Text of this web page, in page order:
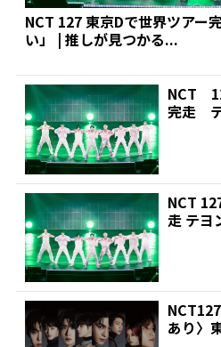
NCT 127 東京Dで世界ツアー
い」 | 推しが見つかる...
NCT
完走
NCT
走 テヨ
あり〉